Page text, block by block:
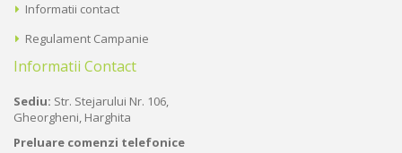
Informatii contact
Regulament Campanie
Informatii Contact
Sediu: Str. Stejarului Nr. 106,
Gheorgheni, Harghita
Preluare comenzi telefonice